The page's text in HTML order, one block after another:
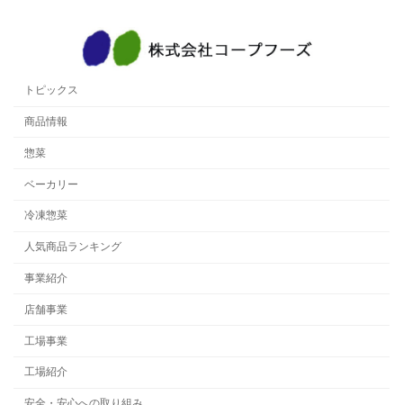
トピックス
商品情報
惣菜
ベーカリー
冷凍惣菜
人気商品ランキング
事業紹介
店舗事業
工場事業
工場紹介